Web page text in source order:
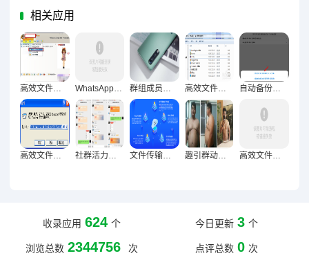
相关应用
高效文件传输加速技巧全解析，突破速度瓶颈 WhatsApp群发激活社群活力五大核心法则 群组成员管理技巧与高效协作团队打造的五大核心策略 高效文件整理与存储技巧，资料查找便捷终极指南 自动备份聊天记录终极指南，五大方法保信息无缺
高效文件整理终极指南，快速便捷查找资料的核心技巧 社群活力解锁，互动小游戏激活群组活跃度实战指南 文件传输加速全攻略，高效分享资料技巧解析 趣引群动，小游戏技巧激活社群参与新生态 高效文件整理存储术，一键直达资料的终极指南
收录应用 624 个 今日更新 3 个
浏览总数 2344756 次 点评总数 0 次